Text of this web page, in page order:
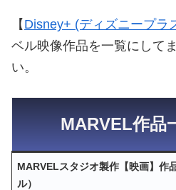
【 Disney+ (ディズニープラ
ベル映像作品を一覧にして
い。
MARVEL作品
MARVELスタジオ製作【映画】作
ル）